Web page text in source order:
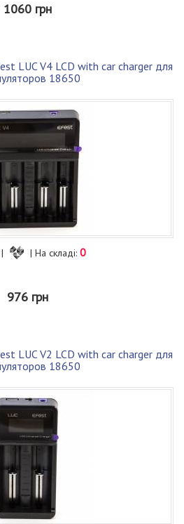
1060 грн
LUC V4 LCD with car charger для
18650
| На складі: 0
976 грн
LUC V2 LCD with car charger для
18650